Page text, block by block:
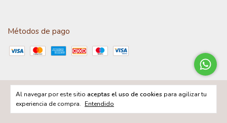
Al navegar por este sitio aceptas el uso de cookies para agilizar tu
experiencia de compra. Entendido
Métodos de pago
Copyright DISTRIBUNET - 2026. Todos los derechos reservados.